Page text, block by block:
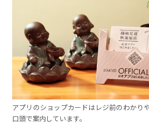
アプリのショップカードはレジ前のわかり
口頭で案内しています。